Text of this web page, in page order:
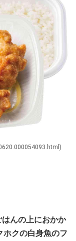
はんの上におかか
ホクの白身魚のフ